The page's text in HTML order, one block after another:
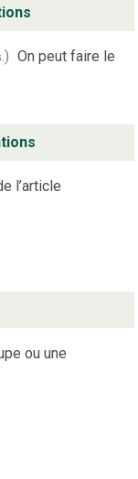
On peut faire le
l’article
ou une